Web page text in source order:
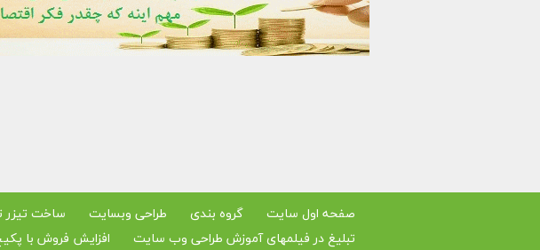
صفحه اول سایت گروه بندی طراحی وبسایت ساخت تیزر
تبلیغ در فیلمهای آموزش طراحی وب سایت
افزایش فروش با پکیج